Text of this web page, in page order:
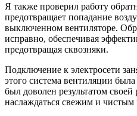
Я также проверил работу
предотвращает попадание
выключенном вентиляторе.
исправно, обеспечивая
предотвращая сквозняки.
Подключение к электросети
этого система вентиляции
был доволен результатом
наслаждаться свежим и чистым